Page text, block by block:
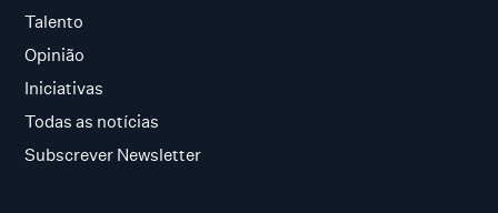
Talento
Opinião
Iniciativas
Todas as notícias
Subscrever Newsletter